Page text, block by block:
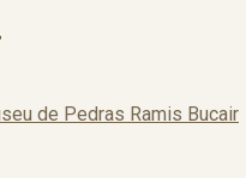
de Pedras Ramis Bucair